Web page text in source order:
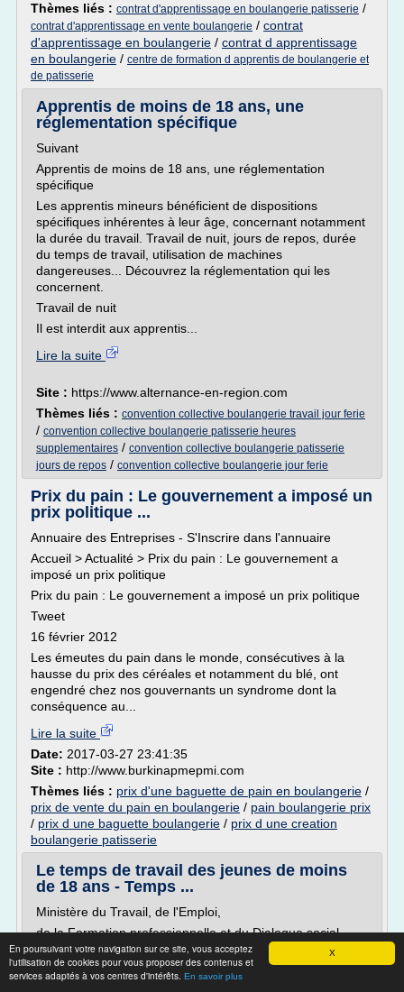
X
En poursuivant votre navigation sur ce site, vous acceptez
l'utilisation de cookies pour vous proposer des contenus et
services adaptés à vos centres d'intérêts. En savoir plus
Thèmes liés : contrat d'apprentissage en boulangerie patisserie /
contrat d'apprentissage en vente boulangerie / contrat
d'apprentissage en boulangerie / contrat d apprentissage
en boulangerie / centre de formation d apprentis de boulangerie et
de patisserie
Apprentis de moins de 18 ans, une
réglementation spécifique
Suivant
Apprentis de moins de 18 ans, une réglementation
spécifique
Les apprentis mineurs bénéficient de dispositions
spécifiques inhérentes à leur âge, concernant notamment
la durée du travail. Travail de nuit, jours de repos, durée
du temps de travail, utilisation de machines
dangereuses... Découvrez la réglementation qui les
concernent.
Travail de nuit
Il est interdit aux apprentis...
Lire la suite
Site : https://www.alternance-en-region.com
Thèmes liés : convention collective boulangerie travail jour ferie
/ convention collective boulangerie patisserie heures
supplementaires / convention collective boulangerie patisserie
jours de repos / convention collective boulangerie jour ferie
Prix du pain : Le gouvernement a imposé un
prix politique ...
Annuaire des Entreprises - S'Inscrire dans l'annuaire
Accueil > Actualité > Prix du pain : Le gouvernement a
imposé un prix politique
Prix du pain : Le gouvernement a imposé un prix politique
Tweet
16 février 2012
Les émeutes du pain dans le monde, consécutives à la
hausse du prix des céréales et notamment du blé, ont
engendré chez nos gouvernants un syndrome dont la
conséquence au...
Lire la suite
Date: 2017-03-27 23:41:35
Site : http://www.burkinapmepmi.com
Thèmes liés : prix d'une baguette de pain en boulangerie /
prix de vente du pain en boulangerie / pain boulangerie prix
/ prix d une baguette boulangerie / prix d une creation
boulangerie patisserie
Le temps de travail des jeunes de moins
de 18 ans - Temps ...
Ministère du Travail, de l'Emploi,
de la Formation professionnelle et du Dialogue social
Le temps de travail des jeunes de moins de 18 ans
Le temps de travail des jeunes de moins de 18 ans